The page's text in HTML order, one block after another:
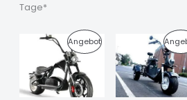
T
Tage*
AngebotP
U
r
s
p
r
ü
A
k
t
u
e
l